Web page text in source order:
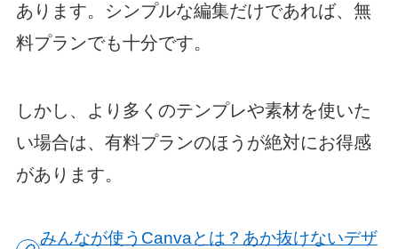
あります。シンプルな編集だけであれば、無
料プランでも十分です。
しかし、より多くのテンプレや素材を使いた
い場合は、有料プランのほうが絶対にお得感
があります。
みんなが使うCanvaとは？あか抜けないデザ